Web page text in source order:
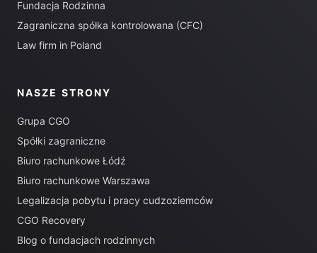
Fundacja Rodzinna
Zagraniczna spółka kontrolowana (CFC)
Law firm in Poland
NASZE STRONY
Grupa CGO
Spółki zagraniczne
Biuro rachunkowe Łódź
Biuro rachunkowe Warszawa
Legalizacja pobytu i pracy cudzoziemców
CGO Recovery
Blog o fundacjach rodzinnych